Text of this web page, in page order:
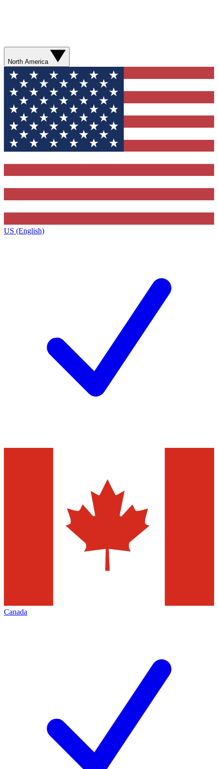
North America
US (English)
Canada